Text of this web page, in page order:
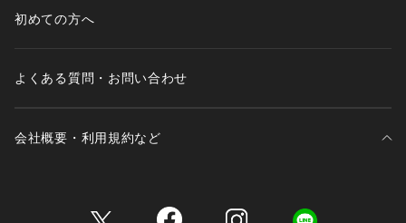
若干製品と画像のカラーが異なる場合もございます。
初めての方へ
よくある質問・お問い合わせ
会社概要・利用規約など